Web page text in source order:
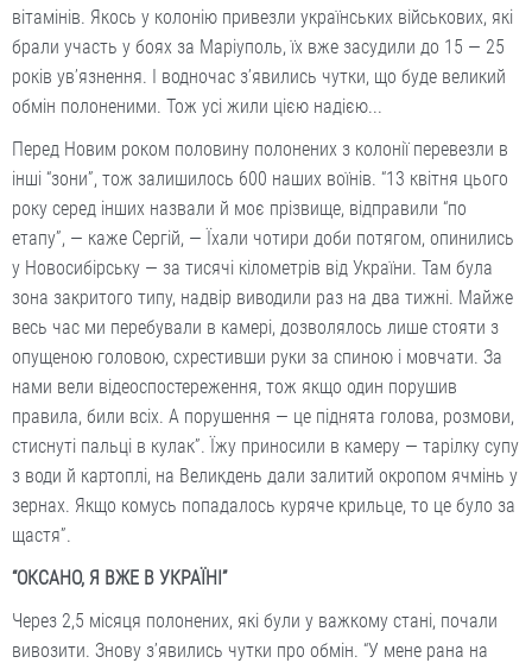
вітамінів. Якось у колонію привезли українських військових, які
брали участь у боях за Маріуполь, їх вже засудили до 15 — 25
років ув’язнення. І водночас з’явились чутки, що буде великий
обмін полоненими. Тож усі жили цією надією...
Перед Новим роком половину полонених з колонії перевезли в
інші “зони”, тож залишилось 600 наших воїнів. “13 квітня цього
року серед інших назвали й моє прізвище, відправили “по
етапу”, — каже Сергій, — Їхали чотири доби потягом, опинились
у Новосибірську — за тисячі кілометрів від України. Там була
зона закритого типу, надвір виводили раз на два тижні. Майже
весь час ми перебували в камері, дозволялось лише стояти з
опущеною головою, схрестивши руки за спиною і мовчати. За
нами вели відеоспостереження, тож якщо один порушив
правила, били всіх. А порушення — це піднята голова, розмови,
стиснуті пальці в кулак”. Їжу приносили в камеру — тарілку супу
з води й картоплі, на Великдень дали залитий окропом ячмінь у
зернах. Якщо комусь попадалось куряче крильце, то це було за
щастя”.
“ОКСАНО, Я ВЖЕ В УКРАЇНІ”
Через 2,5 місяця полонених, які були у важкому стані, почали
вивозити. Знову з’явились чутки про обмін. “У мене рана на